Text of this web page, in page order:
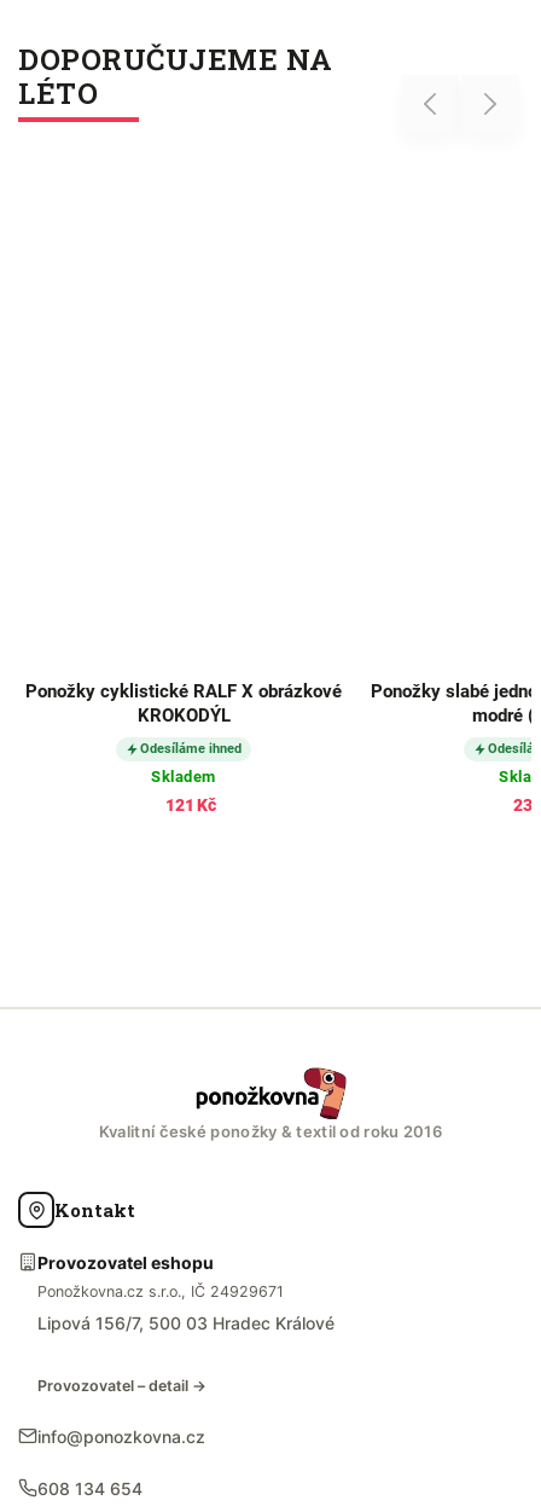
DOPORUČUJEME NA
LÉTO
Previous
Ponožky cyklistické RALF X obrázkové
KROKODÝL
Odesíláme ihned
Skladem
121 Kč
Ponožky slabé
modré
Next
Kvalitní české ponožky & textil od roku 2016
Kontakt
Provozovatel eshopu
Ponožkovna.cz s.r.o., IČ 24929671
Lipová 156/7, 500 03 Hradec Králové
Provozovatel – detail →
info@ponozkovna.cz
608 134 654